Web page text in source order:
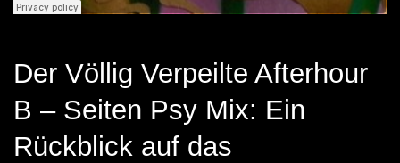
Der Völlig Verpeilte Afterhour
B – Seiten Psy Mix: Ein
Rückblick auf das